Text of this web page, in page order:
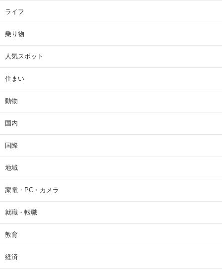
ライフ
乗り物
人気スポット
住まい
動物
国内
国際
地域
家電・PC・カメラ
就職・転職
教育
経済